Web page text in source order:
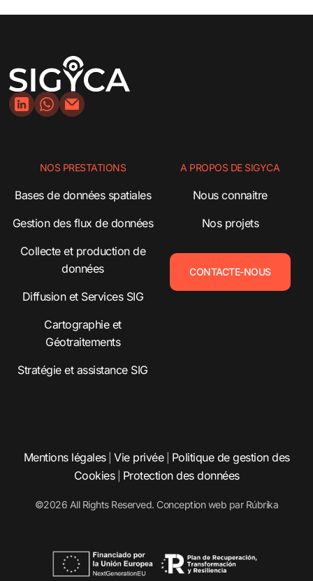
NOS PRESTATIONS
Bases de données spatiales
Gestion des flux de données
Collecte et production de
données
Diffusion et Services SIG
Cartographie et
Géotraitements
Stratégie et assistance SIG
A PROPOS DE SIGYCA
Nous connaitre
Nos projets
CONTACTE-NOUS
Mentions légales| Vie privée| Politique de gestion des
Cookies| Protection des données
©2026 All Rights Reserved. Conception web par Rúbrika